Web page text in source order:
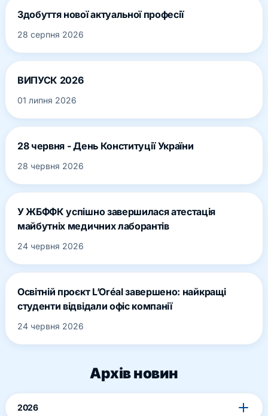
Здобуття нової актуальної професії
28 серпня 2026
ВИПУСК 2026
01 липня 2026
28 червня - День Конституції України
28 червня 2026
У ЖБФФК успішно завершилася атестація
майбутніх медичних лаборантів
24 червня 2026
Освітній проєкт L’Oréal завершено: найкращі
студенти відвідали офіс компанії
24 червня 2026
Архів новин
2026